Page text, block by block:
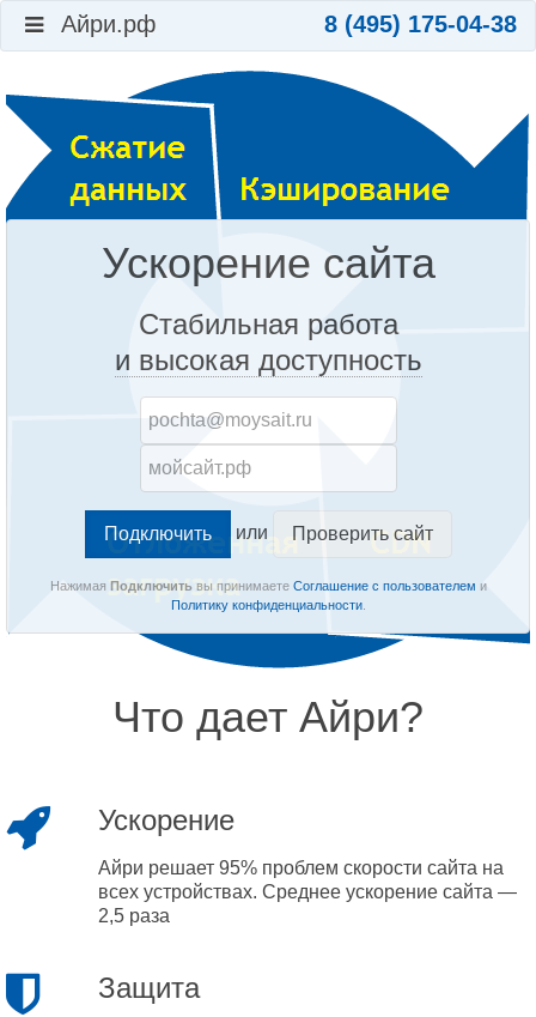
Айри.рф 8 (495) 175-04-38
Ускорение сайта
Стабильная работа
и высокая доступность
или Проверить сайт
Нажимая Подключитьвы принимаете Соглашение с пользователем и
Политику конфиденциальности.
Что дает Айри?
Ускорение
Айри решает 95% проблем скорости сайта на
всех устройствах. Среднее ускорение сайта —
2,5 раза
Защита